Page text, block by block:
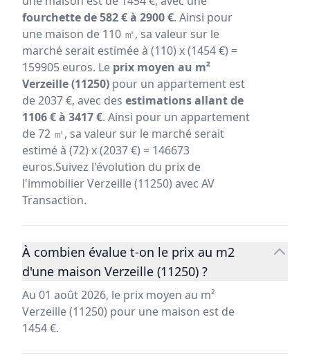
fourchette de 582 € à 2900 €. Ainsi pour
une maison de 110 ㎡, sa valeur sur le
marché serait estimée à (110) x (1454 €) =
159905 euros. Le prix moyen au m²
Verzeille (11250) pour un appartement est
de 2037 €, avec des estimations allant de
1106 € à 3417 €. Ainsi pour un appartement
de 72 ㎡, sa valeur sur le marché serait
estimé à (72) x (2037 €) = 146673
euros.Suivez l'évolution du prix de
l'immobilier Verzeille (11250) avec AV
Transaction.
À combien évalue t-on le prix au m2
d'une maison Verzeille (11250) ?
Au 01 août 2026, le prix moyen au m²
Verzeille (11250) pour une maison est de
1454 €.